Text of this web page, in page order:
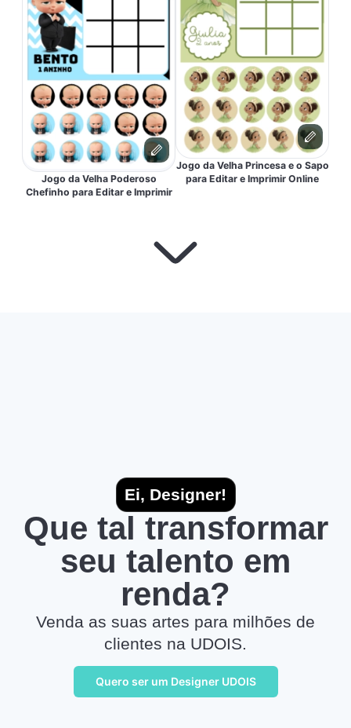
Jogo da Velha Poderoso
Chefinho para Editar e Imprimir
Jogo da Velha Princesa e o Sapo
para Editar e Imprimir Online
Ei, Designer!
Que tal transformar
seu talento em
renda?
Venda as suas artes para milhões de
clientes na UDOIS.
Quero ser um Designer UDOIS